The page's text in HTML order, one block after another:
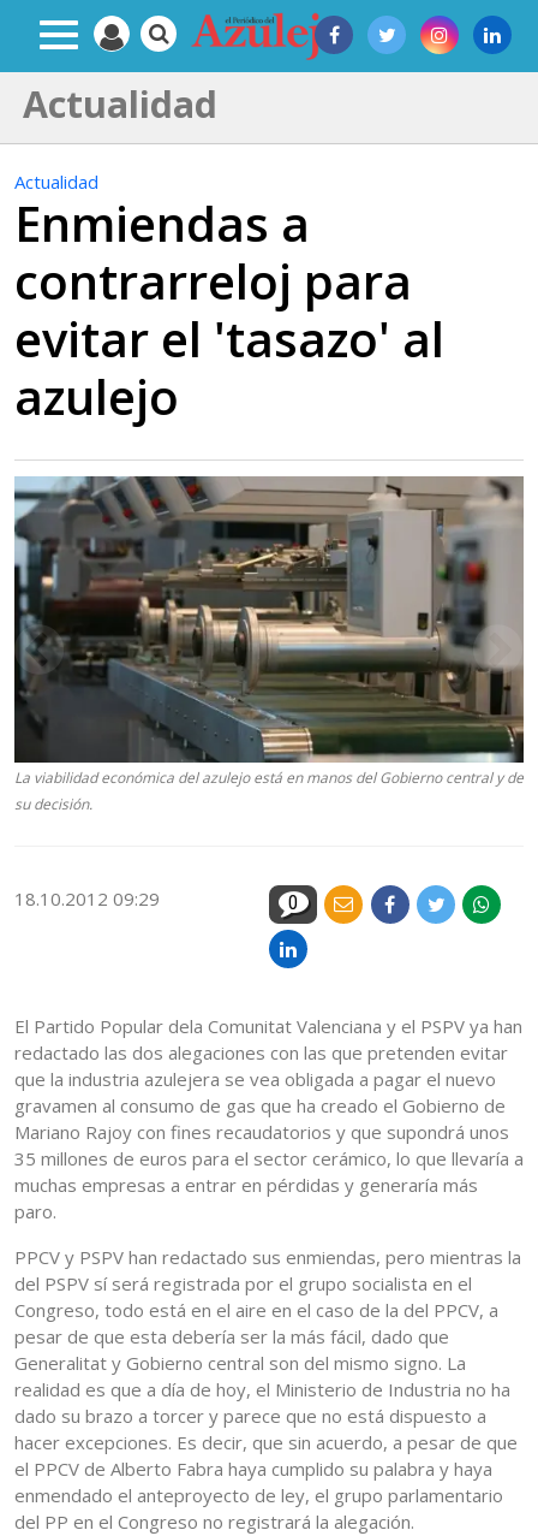
Actualidad
Actualidad
Enmiendas a
contrarreloj para
evitar el 'tasazo' al
azulejo
La viabilidad económica del azulejo está en manos del Gobierno central y de
su decisión.
18.10.2012 09:29 0
El Partido Popular dela Comunitat Valenciana y el PSPV ya han
redactado las dos alegaciones con las que pretenden evitar
que la industria azulejera se vea obligada a pagar el nuevo
gravamen al consumo de gas que ha creado el Gobierno de
Mariano Rajoy con fines recaudatorios y que supondrá unos
35 millones de euros para el sector cerámico, lo que llevaría a
muchas empresas a entrar en pérdidas y generaría más
paro.
PPCV y PSPV han redactado sus enmiendas, pero mientras la
del PSPV sí será registrada por el grupo socialista en el
Congreso, todo está en el aire en el caso de la del PPCV, a
pesar de que esta debería ser la más fácil, dado que
Generalitat y Gobierno central son del mismo signo. La
realidad es que a día de hoy, el Ministerio de Industria no ha
dado su brazo a torcer y parece que no está dispuesto a
hacer excepciones. Es decir, que sin acuerdo, a pesar de que
el PPCV de Alberto Fabra haya cumplido su palabra y haya
enmendado el anteproyecto de ley, el grupo parlamentario
del PP en el Congreso no registrará la alegación.